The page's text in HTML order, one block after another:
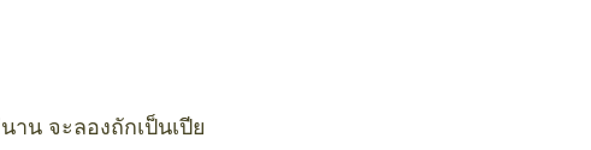
น จะลองถักเป็นเปีย